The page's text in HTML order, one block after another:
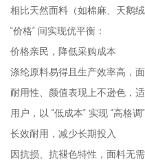
相比天然面料（如棉麻、天鹅
“价格” 间实现优平衡：
价格亲民，降低采购成本
涤纶原料易得且生产效率高，
耐用性、颜值表现上不逊色，
用户，以 “低成本” 实现 “高格调”
长效耐用，减少长期投入
因抗损、抗褪色特性，面料无